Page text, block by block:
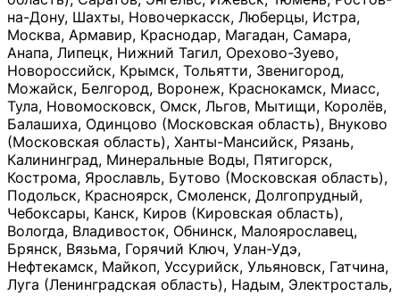
на-Дону, Шахты, Новочеркасск, Люберцы, Истра,
Москва, Армавир, Краснодар, Магадан, Самара,
Анапа, Липецк, Нижний Тагил, Орехово-Зуево,
Новороссийск, Крымск, Тольятти, Звенигород,
Можайск, Белгород, Воронеж, Краснокамск, Миасс,
Тула, Новомосковск, Омск, Льгов, Мытищи, Королёв,
Балашиха, Одинцово (Московская область), Внуково
(Московская область), Ханты-Мансийск, Рязань,
Калининград, Минеральные Воды, Пятигорск,
Кострома, Ярославль, Бутово (Московская область),
Подольск, Красноярск, Смоленск, Долгопрудный,
Чебоксары, Канск, Киров (Кировская область),
Вологда, Владивосток, Обнинск, Малоярославец,
Брянск, Вязьма, Горячий Ключ, Улан-Удэ,
Нефтекамск, Майкоп, Уссурийск, Ульяновск, Гатчина,
Луга (Ленинградская область), Надым, Электросталь,